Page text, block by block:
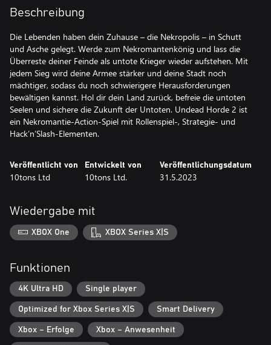
Beschreibung
Die Lebenden haben dein Zuhause – die Nekropolis – in Schutt
und Asche gelegt. Werde zum Nekromantenkönig und lass die
Überreste deiner Feinde als untote Krieger wieder aufstehen. Mit
jedem Sieg wird deine Armee stärker und deine Stadt noch
mächtiger, sodass du noch schwierigere Herausforderungen
bewältigen kannst. Hol dir dein Land zurück, befreie die untoten
Seelen und sichere die Zukunft der Untoten. Undead Horde 2 ist
ein Nekromantie-Action-Spiel mit Rollenspiel-, Strategie- und
Hack’n’Slash-Elementen.
Veröffentlicht von
10tons Ltd
Entwickelt von
10tons Ltd.
Veröffentlichungsdatum
31.5.2023
Wiedergabe mit
XBOX One XBOX Series X|S
Funktionen
4K Ultra HD Single player
Optimized for Xbox Series X|S Smart Delivery
Xbox – Erfolge Xbox – Anwesenheit